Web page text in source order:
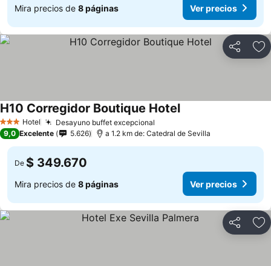
Mira precios de 8 páginas Ver precios
Compartir
3 Estrellas
Hotel Desayuno buffet excepcional
H10 Corregidor Boutique Hotel
9,0 Excelente 5.626 a 1.2 km de: Catedral de Sevilla
De $ 349.670
Mira precios de 8 páginas Ver precios
Compartir